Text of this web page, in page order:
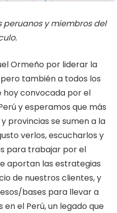
peruanos y miembros del
Ormeño por liderar la
también a todos los
hoy convocada por el
y esperamos que más
provincias se sumen a la
verlos, escucharlos y
para trabajar por el
aportan las estrategias
de nuestros clientes, y
bases para llevar a
el Perú, un legado que